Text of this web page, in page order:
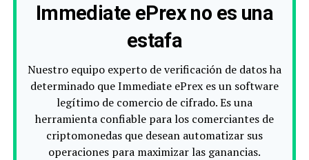
Immediate ePrex no es una
estafa
Nuestro equipo experto de verificación de datos ha
determinado que Immediate ePrex es un software
legítimo de comercio de cifrado. Es una
herramienta confiable para los comerciantes de
criptomonedas que desean automatizar sus
operaciones para maximizar las ganancias.